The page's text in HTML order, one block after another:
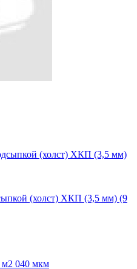
(холст) ХКП (3,5 мм) (9